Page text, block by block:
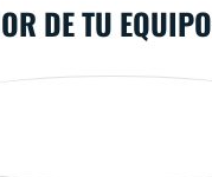
DE TU EQUIPO